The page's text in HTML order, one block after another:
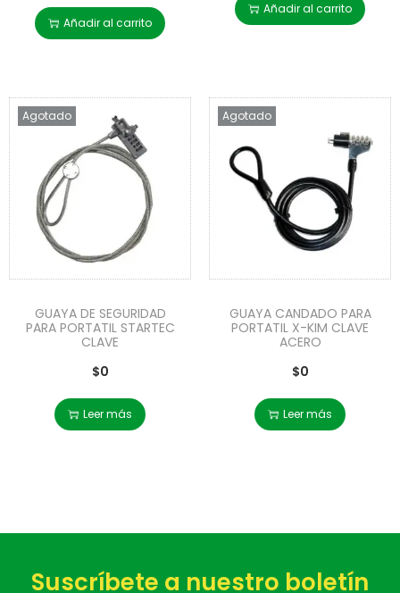
Añadir al carrito
Añadir al carrito
Agotado
GUAYA DE SEGURIDAD
PARA PORTATIL STARTEC
CLAVE
$0
Leer más
Agotado
GUAYA CANDADO PARA
PORTATIL X-KIM CLAVE
ACERO
$0
Leer más
Suscríbete a nuestro boletín